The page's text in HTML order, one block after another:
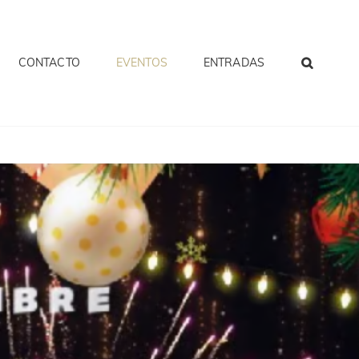
CONTACTO EVENTOS ENTRADAS